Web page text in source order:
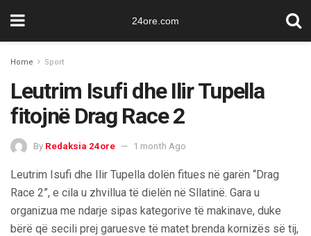
24ore.com
Home Sport
Leutrim Isufi dhe Ilir Tupella
fitojnë Drag Race 2
By Redaksia 24ore 1 month Ago
Leutrim Isufi dhe Ilir Tupella dolën fitues në garën “Drag
Race 2”, e cila u zhvillua të dielën në Sllatinë. Gara u
organizua me ndarje sipas kategorive të makinave, duke
bërë që secili prej garuesve të matet brenda kornizës së tij,